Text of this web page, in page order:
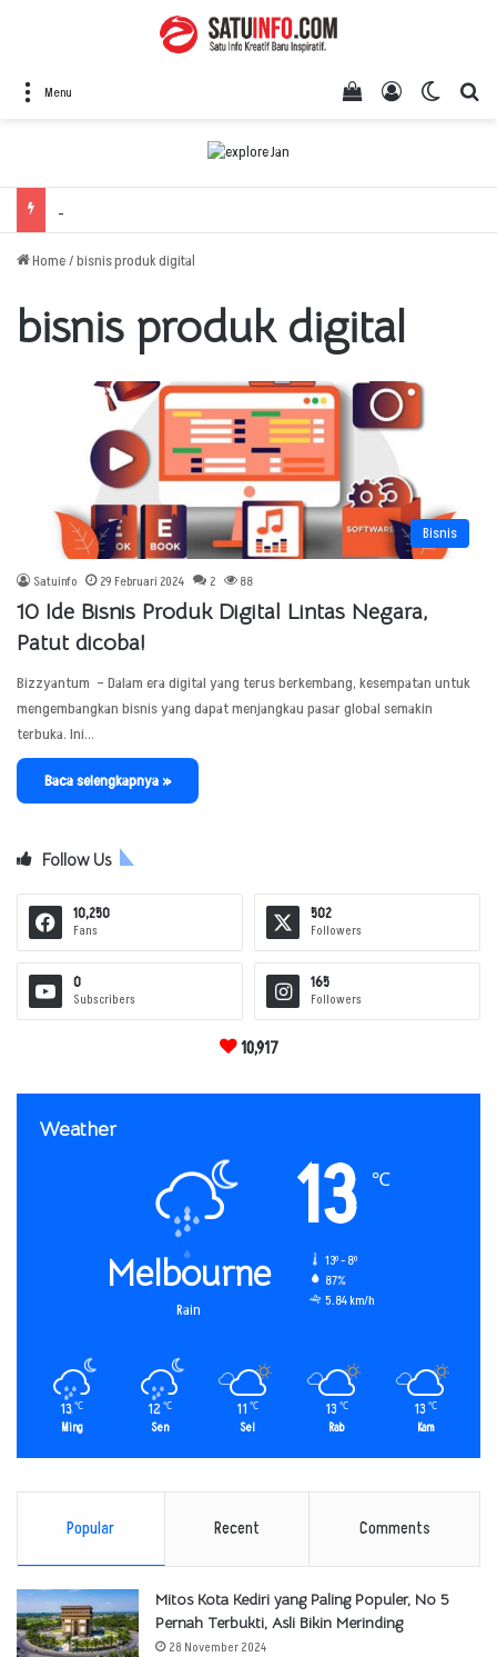
Menu Switch
Log In
View your
Home/bisnis produk digital
bisnis produk digital
Bisnis
Satuinfo 29 Februari 2024 2 88
10 Ide Bisnis Produk Digital Lintas Negara,
Patut dicoba!
Bizzyantum – Dalam era digital yang terus berkembang, kesempatan untuk
mengembangkan bisnis yang dapat menjangkau pasar global semakin
terbuka. Ini…
Baca selengkapnya »
Follow Us
10,250
Fans
502
Followers
0
Subscribers
165
Followers
10,917
Weather
Melbourne
Rain
13 ℃
13º - 8º
87%
5.84 km/h
13℃
Ming
12 ℃
Sen
11 ℃
Sel
13 ℃
Rab
13 ℃
Kam
Popular Recent Comments
Mitos Kota Kediri yang Paling Populer, No 5
Pernah Terbukti, Asli Bikin Merinding
28 November 2024